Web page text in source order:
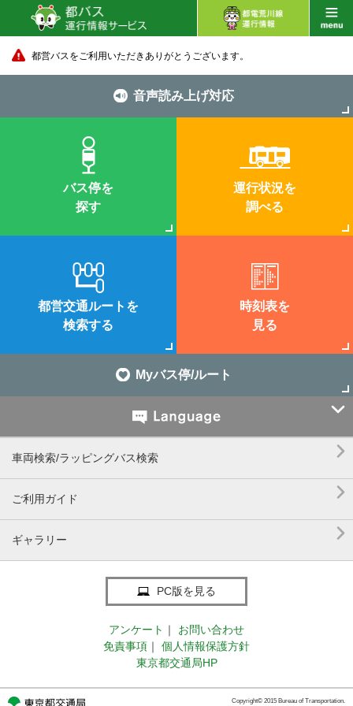
都営バスをご利用いただきありがとうございます。
音声読み上げ対応
バス停を
探す
運行状況を
調べる
都営交通ルートを
検索する
時刻表を
見る
Myバス停/ルート

車両検索/ラッピングバス検索 
ご利用ガイド 
ギャラリー 
PC版を見る
アンケート ｜
お問い合わせ
免責事項 ｜
個人情報保護方針
東京都交通局HP
Copyright© 2015 Bureau of Transportation.